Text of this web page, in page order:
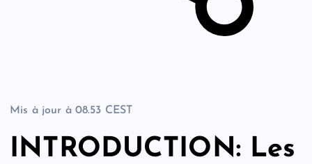
Mis à jour à 08.53 CEST
INTRODUCTION: Les